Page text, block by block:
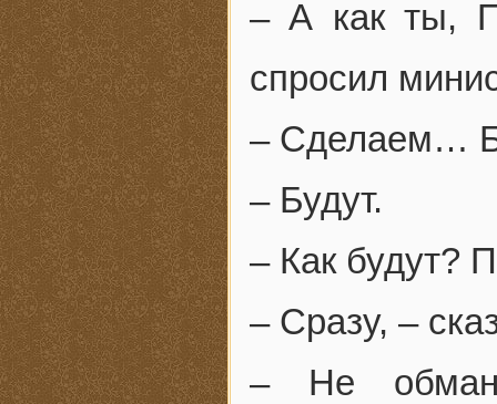
– А как ты,
спросил
– Сделаем…
– Будут.
– Как будут?
– Сразу, –
– Не